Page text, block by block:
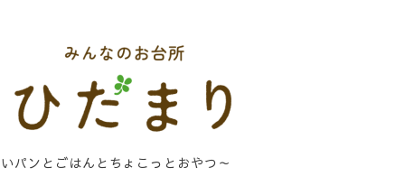
パンとごはんとちょこっとおやつ～